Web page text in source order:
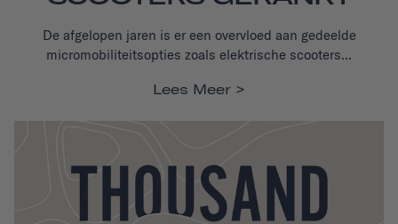
De afgelopen jaren is er een overvloed aan gedeelde
micromobiliteitsopties zoals elektrische scooters...
Lees Meer